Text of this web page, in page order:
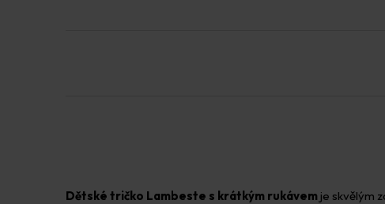
Dětské tričko Lambeste s krátkým rukávem je skvělým